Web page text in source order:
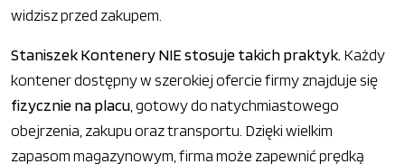
widzisz przed zakupem.
Staniszek Kontenery NIE stosuje takich praktyk. Każdy
kontener dostępny w szerokiej ofercie firmy znajduje się
fizycznie na placu , gotowy do natychmiastowego
obejrzenia, zakupu oraz transportu. Dzięki wielkim
zapasom magazynowym, firma może zapewnić prędką